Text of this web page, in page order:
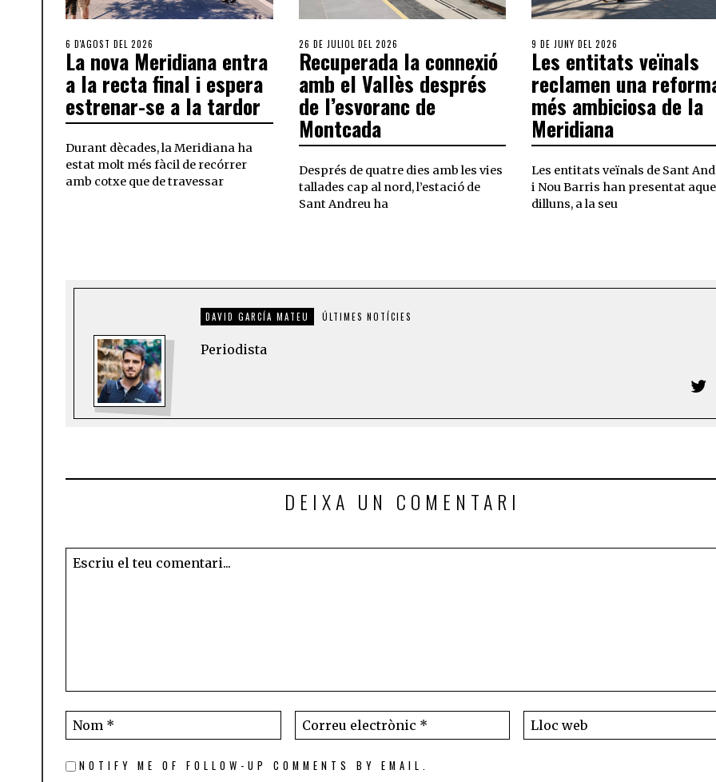
6 D'AGOST DEL 2026
La nova Meridiana entra
a la recta final i espera
estrenar-se a la tardor
Durant dècades, la Meridiana ha
estat molt més fàcil de recórrer
amb cotxe que de travessar
26 DE JULIOL DEL 2026
Recuperada la connexió
amb el Vallès després
de l’esvoranc de
Montcada
Després de quatre dies amb les vies
tallades cap al nord, l’estació de
Sant Andreu ha
9 DE JUNY DEL 2026
Les entitats veïnals
reclamen una
més ambiciosa de la
Meridiana
Les entitats veïnals de Sant
i Nou Barris han presentat
dilluns, a la seu
DAVID GARCÍA MATEU ÚLTIMES NOTÍCIES
Periodista
DEIXA UN COMENTARI
NOTIFY ME OF FOLLOW-UP COMMENTS BY EMAIL.